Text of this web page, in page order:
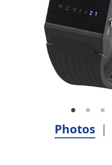
Photos